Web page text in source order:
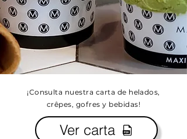
¡Consulta nuestra carta de helados,
crêpes, gofres y bebidas!
Ver carta